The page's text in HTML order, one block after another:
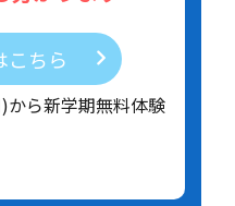
こちら
から新学期無料体験